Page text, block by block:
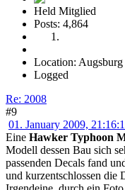
Held Mitglied
Posts: 4,864
Location: Augsburg
Logged
Re: 2008
#9
01. January 2009,
Eine Hawker Typhoon
Modell dessen Bau sich
passenden Decals fand
und kurzentschlossen die